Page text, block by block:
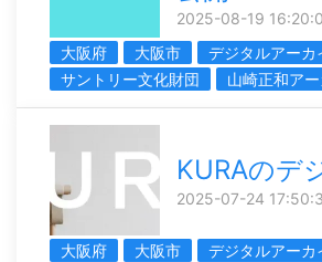
2025-08-19
大阪府
大阪市
デジタルアーカ
サントリー文化財団
山崎正和ア
KURAのデ
2025-07-24
大阪府 大阪市 デジタルアーカ